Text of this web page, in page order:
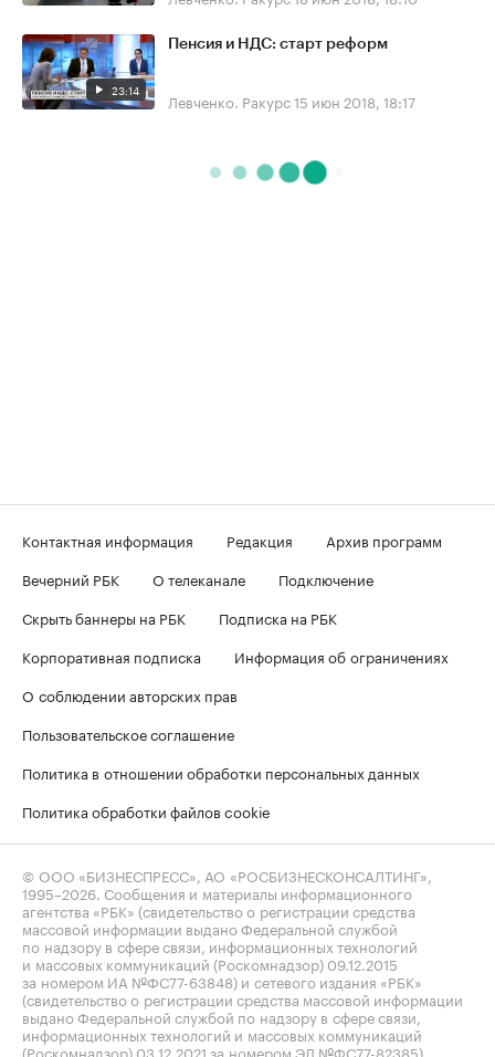
23:14
Пенсия и НДС: старт реформ
Левченко. Ракурс15 июн 2018, 18:17
Контактная информация Редакция
Архив программ
Вечерний РБК
О телеканале
Подключение
Скрыть баннеры на РБК
Подписка на РБК
Корпоративная подписка
Информация об ограничениях
О соблюдении авторских прав
Пользовательское соглашение
Политика в отношении обработки персональных данных
Политика обработки файлов cookie
© ООО «БИЗНЕСПРЕСС», АО «РОСБИЗНЕСКОНСАЛТИНГ»,
1995–2026 . Сообщения и материалы информационного
агентства «РБК» (свидетельство о регистрации средства
массовой информации выдано Федеральной службой
по надзору в сфере связи, информационных технологий
и массовых коммуникаций (Роскомнадзор) 09.12.2015
за номером ИА №ФС77-63848) и сетевого издания «РБК»
(свидетельство о регистрации средства массовой информации
выдано Федеральной службой по надзору в сфере связи,
информационных технологий и массовых коммуникаций
(Роскомнадзор) 03.12.2021 за номером ЭЛ №ФС77-82385)